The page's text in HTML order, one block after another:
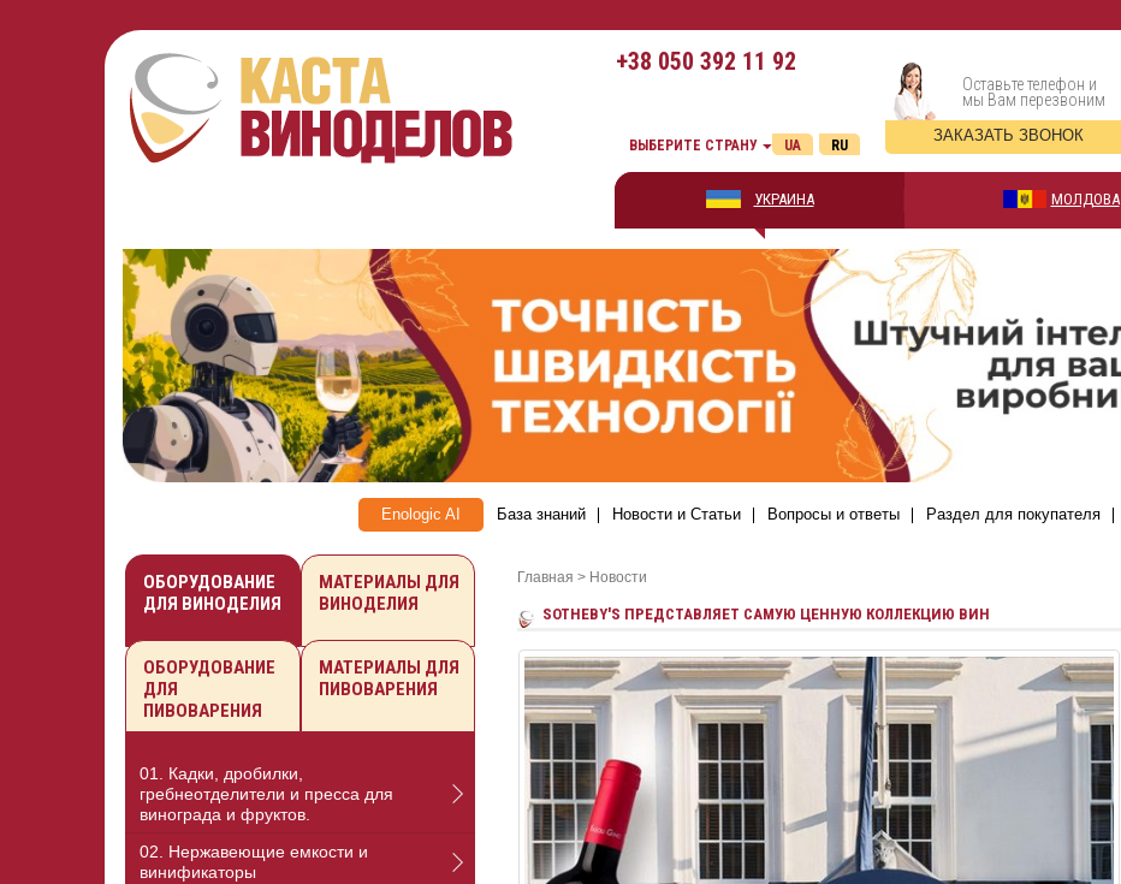
+38 050 392 11 92
Оставьте телефон и
мы Вам перезвоним
ЗАКАЗАТЬ ЗВОНОК
ВЫБЕРИТЕ СТРАНУ RU
UA
УКРАИНА МОЛДОВА
Enologic AI База знаний Новости и Статьи Вопросы и ответы Раздел для покупателя
Главная > Новости
SOTHEBY'S ПРЕДСТАВЛЯЕТ САМУЮ ЦЕННУЮ КОЛЛЕКЦИЮ ВИН
ОБОРУДОВАНИЕ
ДЛЯ ВИНОДЕЛИЯ
МАТЕРИАЛЫ ДЛЯ
ВИНОДЕЛИЯ
ОБОРУДОВАНИЕ
ДЛЯ
ПИВОВАРЕНИЯ
МАТЕРИАЛЫ ДЛЯ
ПИВОВАРЕНИЯ
01. Кадки, дробилки,
гребнеотделители и пресса для
винограда и фруктов.
02. Нержавеющие емкости и
винификаторы